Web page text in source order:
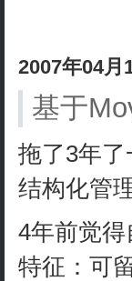
2007年04月
基于
拖了3年
结构化管
4年前觉
特征：可